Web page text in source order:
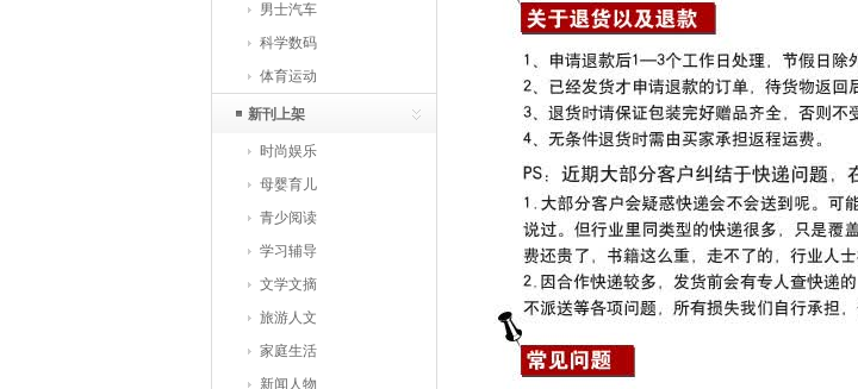
男士汽车
科学数码
体育运动
新刊上架
时尚娱乐
母婴育儿
青少阅读
学习辅导
文学文摘
旅游人文
家庭生活
新闻人物